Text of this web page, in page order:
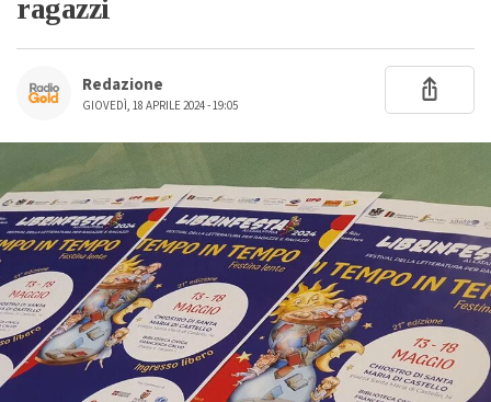
ragazzi
Redazione
GIOVEDÌ, 18 APRILE 2024 - 19:05